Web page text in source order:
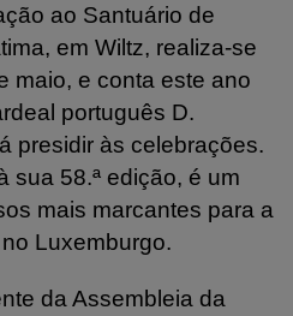
ao Santuário de
em Wiltz, realiza-se
maio, e conta este ano
português D.
presidir às celebrações.
sua 58.ª edição, é um
mais marcantes para a
Luxemburgo.
da Assembleia da